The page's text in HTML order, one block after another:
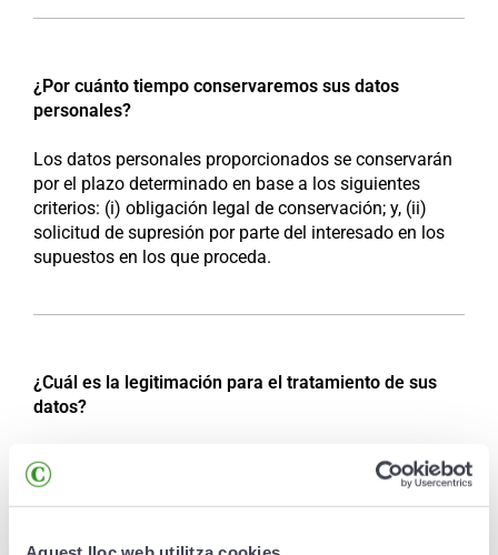
¿Por cuánto tiempo conservaremos sus datos
personales?
Los datos personales proporcionados se conservarán
por el plazo determinado en base a los siguientes
criterios: (i) obligación legal de conservación; y, (ii)
solicitud de supresión por parte del interesado en los
supuestos en los que proceda.
¿Cuál es la legitimación para el tratamiento de sus
datos?
La base legal para el tratamiento de sus datos con las
finalidades incluidas en el apartado “¿Con qué
finalidad tratamos sus datos personales?” es el